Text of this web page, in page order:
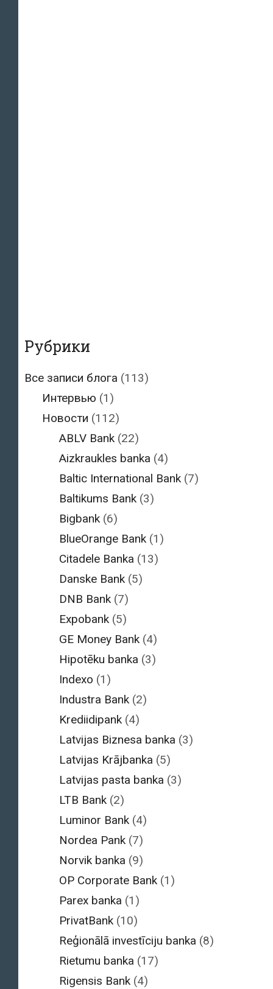
Рубрики
Все записи блога (113)
Интервью (1)
Новости (112)
ABLV Bank (22)
Aizkraukles banka (4)
Baltic International Bank (7)
Baltikums Bank (3)
Bigbank (6)
BlueOrange Bank (1)
Citadele Banka (13)
Danske Bank (5)
DNB Bank (7)
Expobank (5)
GE Money Bank (4)
Hipotēku banka (3)
Indexo (1)
Industra Bank (2)
Krediidipank (4)
Latvijas Biznesa banka (3)
Latvijas Krājbanka (5)
Latvijas pasta banka (3)
LTB Bank (2)
Luminor Bank (4)
Nordea Pank (7)
Norvik banka (9)
OP Corporate Bank (1)
Parex banka (1)
PrivatBank (10)
Reģionālā investīciju banka (8)
Rietumu banka (17)
Rigensis Bank (4)